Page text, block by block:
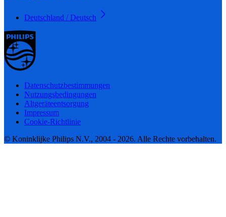
Deutschland / Deutsch
Datenschutzbestimmungen
Nutzungsbedingungen
Altgeräteentsorgung
Impressum
Cookie-Richtlinie
© Koninklijke Philips N.V., 2004 - 2026. Alle Rechte vorbehalten.